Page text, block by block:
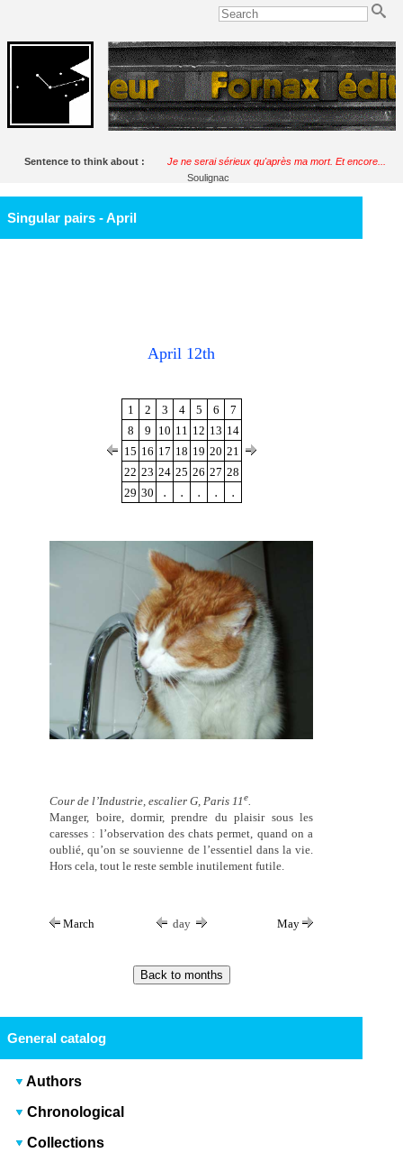
Sentence to think about :
Je ne serai sérieux qu'après ma mort. Et encore...
Soulignac
Singular pairs - April
April 12th
1 2 3 4 5 6
7
8
9 10 11 12 13 14
15 16 17 18 19 20 21
22 23 24 25 26 27 28
29 30 . . . . .
Cour de l’Industrie, escalier G, Paris 11e.
Manger, boire, dormir, prendre du plaisir sous les
caresses : l’observation des chats permet, quand on a
oublié, qu’on se souvienne de l’essentiel dans la vie.
Hors cela, tout le reste semble inutilement futile.
March day May
General catalog
Authors
Chronological
Collections